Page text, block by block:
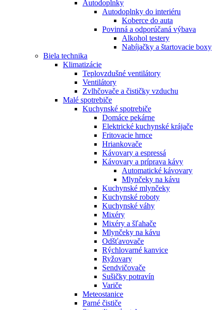
Autodoplnky
Autodoplnky do interiéru
Koberce do auta
Povinná a odporúčaná výbava
Alkohol testery
Nabíjačky a štartovacie boxy
Biela technika
Klimatizácie
Teplovzdušné ventilátory
Ventilátory
Zvlhčovače a čističky vzduchu
Malé spotrebiče
Kuchynské spotrebiče
Domáce pekárne
Elektrické kuchynské krájače
Fritovacie hrnce
Hriankovače
Kávovary a espressá
Kávovary a príprava kávy
Automatické kávovary
Mlynčeky na kávu
Kuchynské mlynčeky
Kuchynské roboty
Kuchynské váhy
Mixéry
Mixéry a šľahače
Mlynčeky na kávu
Odšťavovače
Rýchlovarné kanvice
Ryžovary
Sendvičovače
Sušičky potravín
Variče
Meteostanice
Parné čističe